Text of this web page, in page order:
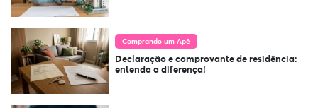
Comprando um Apê
Declaração e comprovante de residência:
entenda a diferença!